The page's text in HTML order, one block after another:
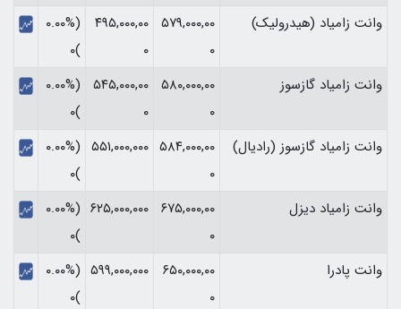
وانت زامیاد (هیدرولیک)
۵۷۹,۰۰۰,۰۰
۰
۴۹۵,۰۰۰,۰۰
۰
(۰.۰۰%
)۰
وانت زامیاد گازسوز
۵۸۰,۰۰۰,۰۰
۰
۵۴۵,۰۰۰,۰۰
۰
(۰.۰۰%
)۰
وانت زامیاد گازسوز (رادیال)
۵۸۴,۰۰۰,۰۰
۰
۵۵۱,۰۰۰,۰۰۰
(۰.۰۰%
)۰
وانت زامیاد دیزل
۶۷۵,۰۰۰,۰۰
۰
۶۲۵,۰۰۰,۰۰۰
(۰.۰۰%
)۰
وانت پادرا
۶۵۰,۰۰۰,۰۰
۰
۵۹۹,۰۰۰,۰۰۰
(۰.۰۰%
)۰